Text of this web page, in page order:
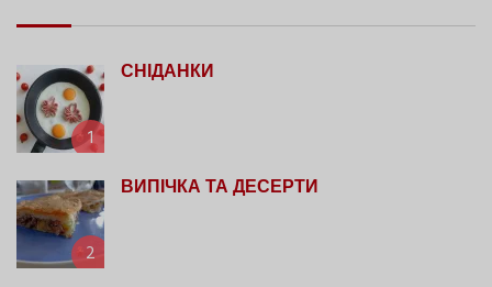
1
СНІДАНКИ
2
ВИПІЧКА ТА ДЕСЕРТИ